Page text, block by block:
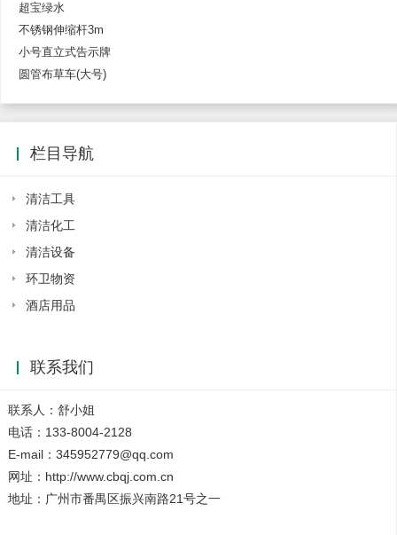
超宝绿水
不锈钢伸缩杆3m
小号直立式告示牌
圆管布草车(大号)
栏目导航
清洁工具
清洁化工
清洁设备
环卫物资
酒店用品
联系我们
联系人：舒小姐
电话：133-8004-2128
E-mail：345952779@qq.com
网址：http://www.cbqj.com.cn
地址：广州市番禺区振兴南路21号之一